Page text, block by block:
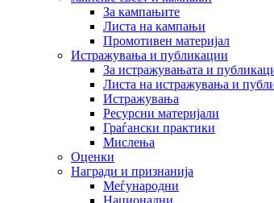
За кампањите
Листа на кампањи
Промотивен материјал
Истражувања и публикации
За истражувањата и
Листа на истражувања и
Истражувања
Ресурсни материјали
Граѓански практики
Мислења
Оценки
Награди и признанија
Меѓународни
Национални